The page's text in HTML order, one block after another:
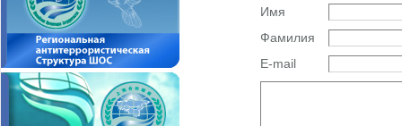
Имя
Фамилия
E-mail